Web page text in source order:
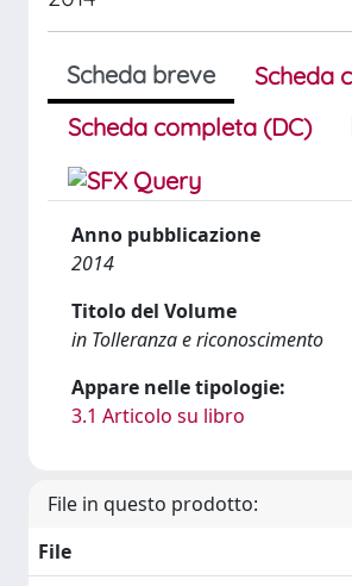
Scheda breve
Scheda
Scheda completa (DC)
Anno pubblicazione
2014
Titolo del Volume
in Tolleranza e riconoscimento
Appare nelle tipologie:
3.1 Articolo su libro
File in questo prodotto:
File